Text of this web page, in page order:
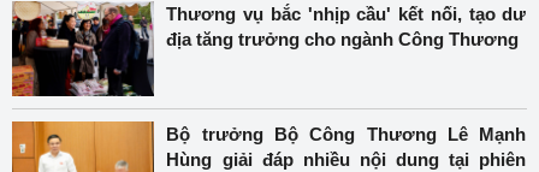
Thương vụ bắc 'nhịp cầu' kết nối, tạo dư
địa tăng trưởng cho ngành Công Thương
Bộ trưởng Bộ Công Thương Lê Mạnh
Hùng giải đáp nhiều nội dung tại phiên